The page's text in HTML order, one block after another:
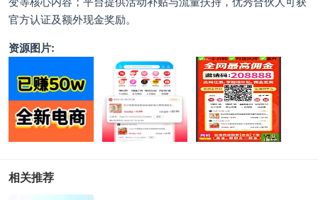
官方认证及额外现金奖励。
资源图片:
相关推荐